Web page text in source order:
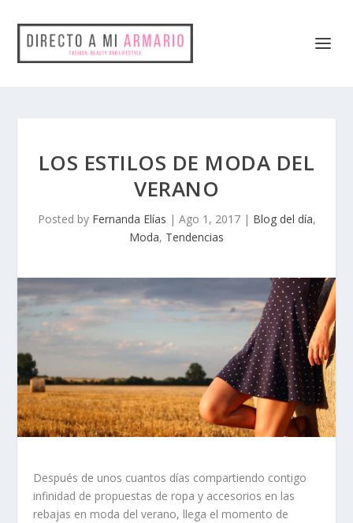
LOS ESTILOS DE MODA DEL
VERANO
Posted by Fernanda Elías | Ago 1, 2017| Blog del día,
Moda, Tendencias
Después de unos cuantos días compartiendo contigo
infinidad de propuestas de ropa y accesorios en las
rebajas en moda del verano, llega el momento de